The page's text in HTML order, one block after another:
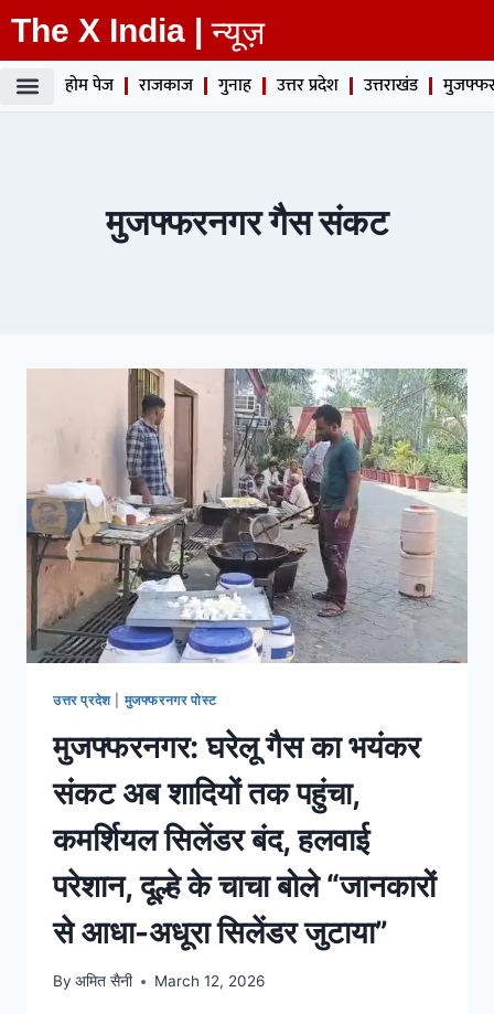
The X India | न्यूज़
होम पेज राजकाज गुनाह उत्तर प्रदेश उत्तराखंड
मुजफ्फरनगर गैस संकट
उत्तर प्रदेश| मुजफ्फरनगर पोस्ट
मुजफ्फरनगर: घरेलू गैस का भयंकर
संकट अब शादियों तक पहुंचा,
कमर्शियल सिलेंडर बंद, हलवाई
परेशान, दूल्हे के चाचा बोले “जानकारों
से आधा-अधूरा सिलेंडर जुटाया”
By अमित सैनी March 12, 2026